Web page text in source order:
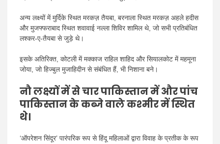
अन्य लक्ष्यों में मुर्दिके स्थित मरकज़ तैयबा, बरनाला स्थित मरकज़ अहले हदीस
और मुजफ्फराबाद स्थित शवावाई नल्ला शिविर शामिल थे, जो सभी प्रतिबंधित
लश्कर-ए-तैयबा से जुड़े थे।
इसके अतिरिक्त, कोटली में मक्काज राहिल शाहिद और सियालकोट में महमूना
जोया, जो हिज्बुल मुजाहिदीन से संबंधित हैं, भी निशाना बने।
नौ लक्ष्यों में से चार पाकिस्तान में और पांच
पाकिस्तान के कब्जे वाले कश्मीर में स्थित
थे।
‘ऑपरेशन सिंदूर’ पारंपरिक रूप से हिंदू महिलाओं द्वारा विवाह के प्रतीक के रूप